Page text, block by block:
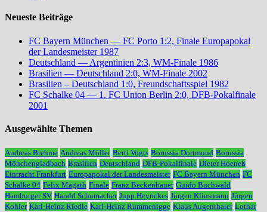
Neueste Beiträge
FC Bayern München — FC Porto 1:2, Finale Europapokal
der Landesmeister 1987
Deutschland — Argentinien 2:3, WM-Finale 1986
Brasilien — Deutschland 2:0, WM-Finale 2002
Brasilien – Deutschland 1:0, Freundschaftsspiel 1982
FC Schalke 04 — 1. FC Union Berlin 2:0, DFB-Pokalfinale
2001
Ausgewählte Themen
Andreas Brehme Andreas Möller Berti Vogts Borussia Dortmund Borussia
Mönchengladbach Brasilien Deutschland DFB-Pokalfinale Dieter Hoeneß
Eintracht Frankfurt Europapokal der Landesmeister FC Bayern München FC
Schalke 04 Felix Magath Finale Franz Beckenbauer Guido Buchwald
Hamburger SV Harald Schumacher Jupp Heynckes Jürgen Klinsmann Jürgen
Kohler Karl-Heinz Riedle Karl-Heinz Rummenigge Klaus Augenthaler Lothar